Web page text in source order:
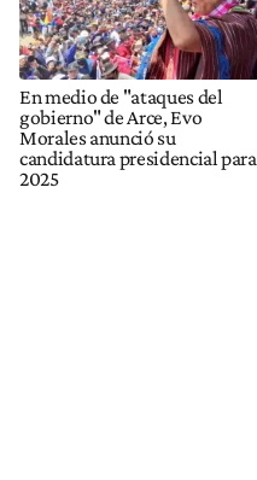
En medio de "ataques del
gobierno" de Arce, Evo
Morales anunció su
candidatura presidencial para
2025